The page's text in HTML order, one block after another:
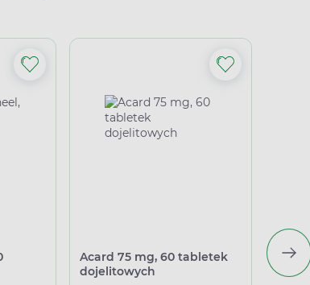
Acard 75 mg, 60 tabletek
dojelitowych